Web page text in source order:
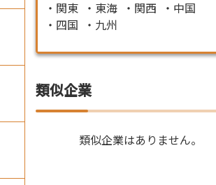
関東
東海 関西
中国
四国
九州
類似企業
類似企業はありません。